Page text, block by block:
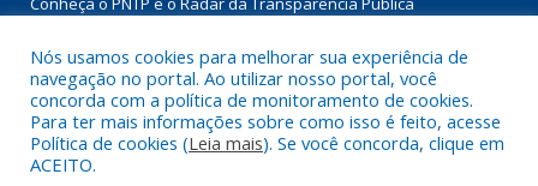
Todos os direitos reservados a Câmara Municipal de Aurora do
Pará.
Nós usamos cookies para melhorar sua experiência de
navegação no portal. Ao utilizar nosso portal, você
concorda com a política de monitoramento de cookies.
Para ter mais informações sobre como isso é feito, acesse
Política de cookies (Leia mais). Se você concorda, clique em
ACEITO.